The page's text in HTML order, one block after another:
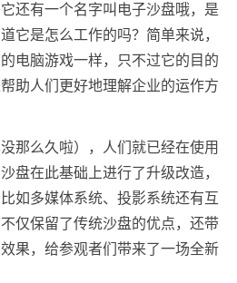
还有一个名字叫电子沙盘哦，是
它是怎么工作的吗？简单来说，
电脑游戏一样，只不过它的目的
助人们更好地理解企业的运作方
那么久啦），人们就已经在使用
盘在此基础上进行了升级改造，
如多媒体系统、投影系统还有互
仅保留了传统沙盘的优点，还带
果，给参观者们带来了一场全新